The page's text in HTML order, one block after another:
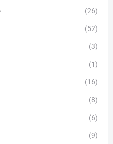
(26)
(52)
(3)
(1)
(16)
(8)
(6)
(9)